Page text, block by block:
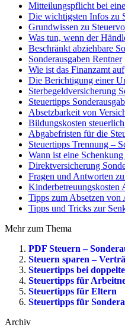
Mitteilungspflicht bei
Die wichtigsten Infos zu
Grundwissen zu
Was tun, wenn der
Beschränkt abziehbare
Sonderausgaben Rentner
Wie ist das Finanzamt
Die Berichtigung einer
Sterbegeldversicherung
Steuertipps
Absetzbarkeit von
Bildungskosten steuerlich
Abgabefristen für die
Steuertipps Trennung –
Wann ist eine
Direktversicherung
Fragen und Antworten
Kinderbetreuungskosten
Tipps zum Absetzen von
Tipps und Tricks zur
Mehr zum Thema
PDF Steuern –
Steuern sparen –
Steuertipps bei
Steuertipps für
Steuertipps für Eltern
Steuertipps für
Archiv